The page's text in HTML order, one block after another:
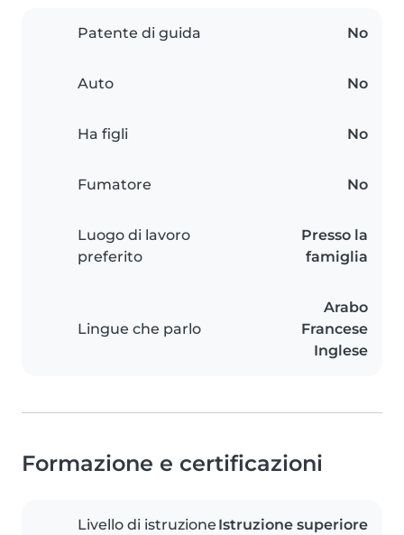
Patente di guida No
Auto No
Ha figli No
Fumatore No
Luogo di lavoro
preferito
Presso la
famiglia
Lingue che parlo
Arabo
Francese
Inglese
Formazione e certificazioni
Livello di istruzione Istruzione superiore